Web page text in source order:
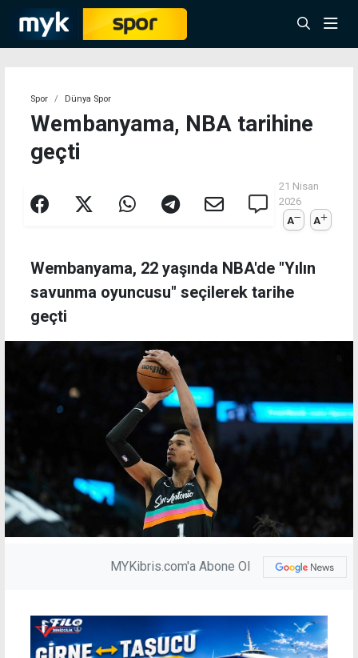
Spor Dünya Spor
Wembanyama, NBA tarihine
geçti
21 Nisan
2026
A
A
Wembanyama, 22 yaşında NBA'de "Yılın
savunma oyuncusu" seçilerek tarihe
geçti
MYKibris.com'a Abone Ol